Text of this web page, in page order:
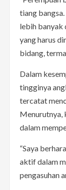
tiang
lebih banyak
yang harus
bidang,
Dalam
tingginya
tercatat
Menurutnya,
dalam
“Saya
aktif dalam
pengasuhan